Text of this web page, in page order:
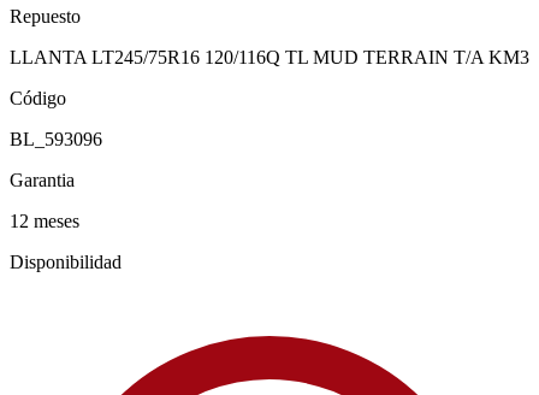
Repuesto
LLANTA LT245/75R16 120/116Q TL MUD TERRAIN T/A KM3
Código
BL_593096
Garantia
12 meses
Disponibilidad